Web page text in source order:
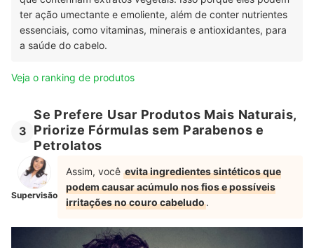
ter ação umectante e emoliente, além de conter nutrientes
essenciais, como vitaminas, minerais e antioxidantes, para
a saúde do cabelo.
Veja o ranking de produtos
3
Se Prefere Usar Produtos Mais Naturais,
Priorize Fórmulas sem Parabenos e
Petrolatos
Supervisão
Assim, você evita ingredientes sintéticos que
podem causar acúmulo nos fios e possíveis
irritações no couro cabeludo.